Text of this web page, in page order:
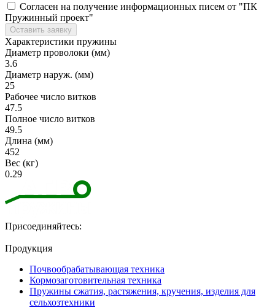
Согласен на получение информационных писем от "ПК
Пружинный проект"
Оставить заявку
Характеристики пружины
Диаметр проволоки (мм)
3.6
Диаметр наруж. (мм)
25
Рабочее число витков
47.5
Полное число витков
49.5
Длина (мм)
452
Вес (кг)
0.29
Присоединяйтесь:
Продукция
Почвообрабатывающая техника
Кормозаготовительная техника
Пружины сжатия, растяжения, кручения, изделия для
сельхозтехники